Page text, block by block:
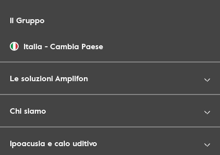
Il Gruppo
Italia - Cambia Paese
Le soluzioni Amplifon
Chi siamo
Ipoacusia e calo uditivo